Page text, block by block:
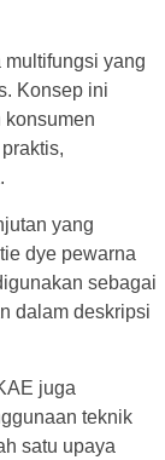
yang
Konsep ini
konsumen
yang
dye pewarna
sebagai
dalam deskripsi
juga
teknik
satu upaya